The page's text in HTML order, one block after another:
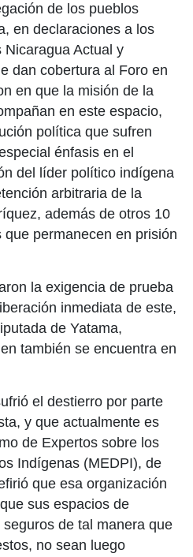
de los pueblos
en declaraciones a los
Nicaragua Actual y
dan cobertura al Foro en
en que la misión de la
en este espacio,
política que sufren
énfasis en el
del líder político indígena
arbitraria de la
además de otros 10
permanecen en prisión
la exigencia de prueba
inmediata de este,
de Yatama,
también se encuentra en
el destierro por parte
y que actualmente es
de Expertos sobre los
Indígenas (MEDPI), de
que esa organización
sus espacios de
de tal manera que
no sean luego